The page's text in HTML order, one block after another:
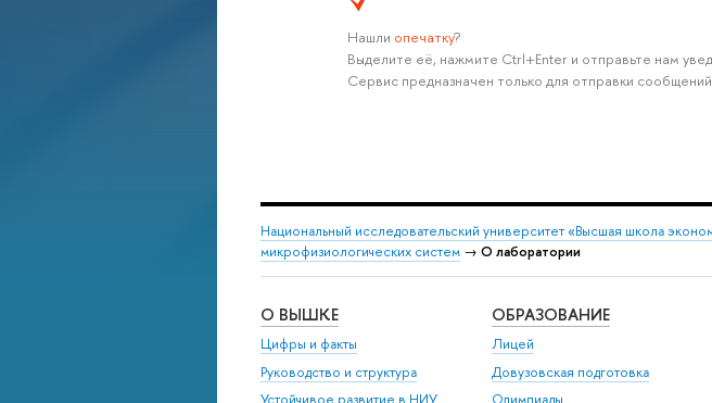
Нашли опечатку?
Выделите её, нажмите Ctrl+Enter и отправьте нам
Сервис предназначен только для отправки
Национальный исследовательский университет «Высшая школа
микрофизиологических систем → О лаборатории
О ВЫШКЕ
Цифры и факты
Руководство и структура
Устойчивое развитие в НИУ
ОБРАЗОВАНИЕ
Лицей
Довузовская подготовка
Олимпиады